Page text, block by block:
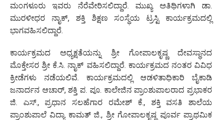
ಮಂಗಳೂರು ಇವರು ನೆರೆವೇರಿಸಲಿದ್ದಾರೆ. ಮುಖ್ಯ ಅತಿಥಿಗಳಾಗಿ ಡಾ.
ಮುರಳೀಧರ ನಾೖಕ್‌, ಶಕ್ತಿ ಶಿಕ್ಷಣ ಸಂಸ್ಥೆಯ ಟ್ರಸ್ಟಿ ಕಾರ್ಯಕ್ರಮದಲ್ಲಿ
ಭಾಗವಹಿಸಲಿದ್ದಾರೆ.
ಕಾರ್ಯಕ್ರಮದ ಅಧ್ಯಕ್ಷತೆಯನ್ನು ಶ್ರೀ ಗೋಪಾಲಕೃಷ್ಣ ದೇವಸ್ಥಾನದ
ಮೊಕ್ತೇಸರ ಶ್ರೀ ಕೆ.ಸಿ. ನಾೖಕ್‌ ವಹಿಸಲಿದ್ದಾರೆ. ಕಾರ್ಯಕ್ರಮದ ನಂತರ ವಿವಿಧ
ಕ್ರೀಡೆಗಳು ನಡೆಯಲಿವೆ. ಕಾರ್ಯಕ್ರಮದಲ್ಲಿ ಆಡಳಿತಾಧಿಕಾರಿ ಬೈಕಾಡಿ
ಜನಾರ್ದನ ಆಚಾರ್, ಶಕ್ತಿ ಪ. ಪೂ. ಕಾಲೇಜಿನ ಪ್ರಾಂಶುಪಾಲರಾದ ಪ್ರಭಾಕರ
ಜಿ. ಎಸ್., ಪ್ರಧಾನ ಸಲಹೆಗಾರ ರಮೇಶ್ ಕೆ., ಶಕ್ತಿ ವಸತಿ ಶಾಲೆಯ
ಪ್ರಾಂಶುಪಾಲೆ ವಿದ್ಯಾ ಕಾಮತ್ ಜಿ., ಶ್ರೀ ಗೋಪಾಲಕೃಷ್ಣ ಪೂರ್ವ ಪ್ರಾಥಮಿಕ